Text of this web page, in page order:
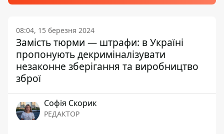
08:04, 15 березня 2024
Замість тюрми — штрафи: в Україні
пропонують декриміналізувати
незаконне зберігання та виробництво
зброї
Софія Скорик
РЕДАКТОР